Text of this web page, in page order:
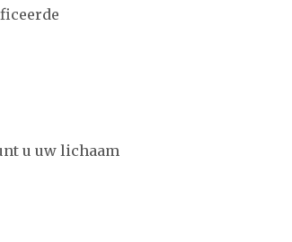
u uw lichaam